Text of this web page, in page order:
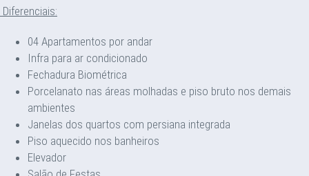
Diferenciais:
04 Apartamentos por andar
Infra para ar condicionado
Fechadura Biométrica
Porcelanato nas áreas molhadas e piso bruto nos demais
ambientes
Janelas dos quartos com persiana integrada
Piso aquecido nos banheiros
Elevador